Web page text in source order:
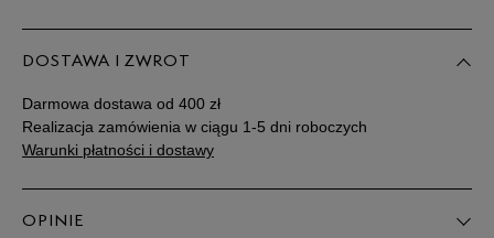
DOSTAWA I ZWROT
Darmowa dostawa od 400 zł
Realizacja zamówienia w ciągu 1-5 dni roboczych
Warunki płatności i dostawy
OPINIE